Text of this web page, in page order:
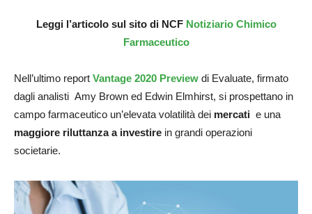
Leggi l’articolo sul sito di NCF Notiziario Chimico
Farmaceutico
Nell’ultimo report Vantage 2020 Preview di Evaluate, firmato
dagli analisti Amy Brown ed Edwin Elmhirst, si prospettano in
campo farmaceutico un’elevata volatilità dei mercati e una
maggiore riluttanza a investire in grandi operazioni
societarie.